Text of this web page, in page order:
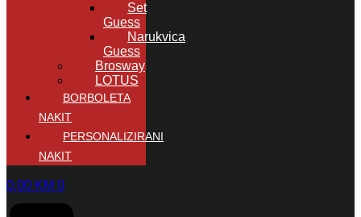
Set
Guess
Narukvica
Guess
Brosway
LOTUS
BORBOLETA
NAKIT
PERSONALIZIRANI
NAKIT
0,00 KM 0